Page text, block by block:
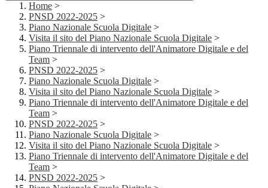
Home >
PNSD 2022-2025 >
Piano Nazionale Scuola Digitale >
Visita il sito del Piano Nazionale Scuola Digitale >
Piano Triennale di intervento dell'Animatore Digitale e del
Team >
PNSD 2022-2025 >
Piano Nazionale Scuola Digitale >
Visita il sito del Piano Nazionale Scuola Digitale >
Piano Triennale di intervento dell'Animatore Digitale e del
Team >
PNSD 2022-2025 >
Piano Nazionale Scuola Digitale >
Visita il sito del Piano Nazionale Scuola Digitale >
Piano Triennale di intervento dell'Animatore Digitale e del
Team >
PNSD 2022-2025 >